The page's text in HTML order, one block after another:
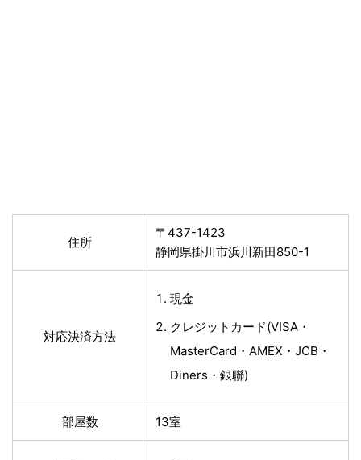
住所
〒437-1423
静岡県掛川市浜川新田850-1
対応決済方法
現金
クレジットカード(VISA・
MasterCard・AMEX・JCB・
Diners・銀聯)
部屋数 13室